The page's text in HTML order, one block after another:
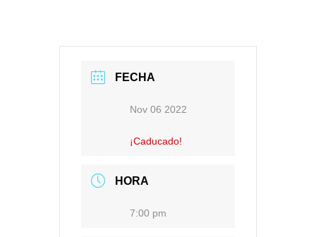
FECHA
Nov 06 2022
¡Caducado!
HORA
7:00 pm